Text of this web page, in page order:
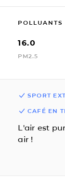
16.0
PM2.5
SPORT
CAFÉ EN
L'air est
air !